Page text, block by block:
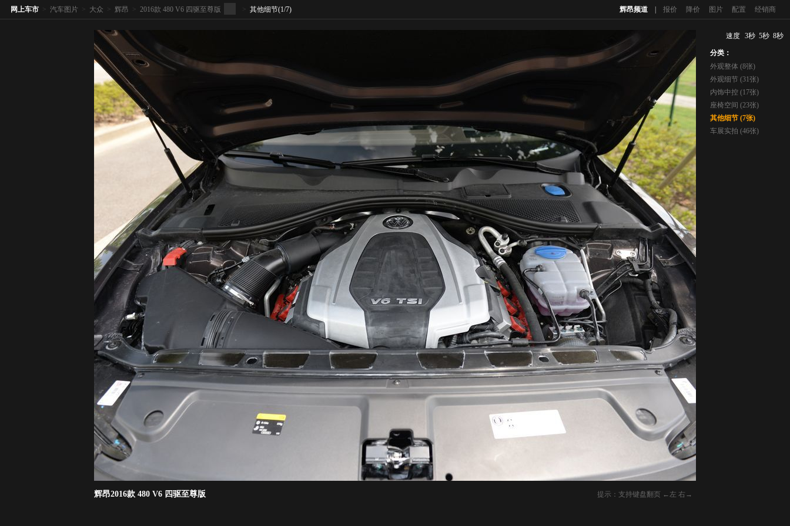
辉昂频道 报价 降价 图片 配置 经销商
网上车市 > 汽车图片 > 大众 > 辉昂 > 2016款 480 V6 四驱至尊版 > 其他细节(1/7)
提示：支持键盘翻页 ←左 右→
辉昂2016款 480 V6 四驱至尊版
速度 3秒 5秒 8秒
分类：
外观整体 (8张)
外观细节 (31张)
内饰中控 (17张)
座椅空间 (23张)
其他细节 (7张)
车展实拍 (46张)